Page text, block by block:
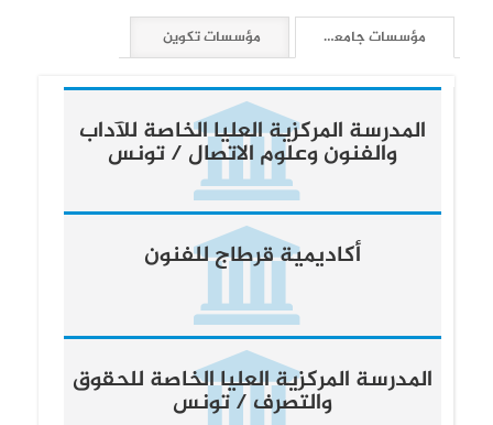
مؤسسات جامعية مؤسسات تكوين
المدرسة المركزية العليا الخاصة للآداب
والفنون وعلوم الاتصال / تونس
أكاديمية قرطاج للفنون
المدرسة المركزية العليا الخاصة للحقوق
والتصرف / تونس